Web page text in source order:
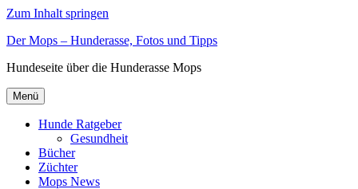
Zum Inhalt springen
Der Mops – Hunderasse, Fotos und Tipps
Hundeseite über die Hunderasse Mops
Menü
Hunde Ratgeber
Gesundheit
Bücher
Züchter
Mops News